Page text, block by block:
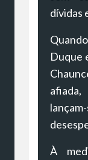
dívidas
Duque
afiada,
À